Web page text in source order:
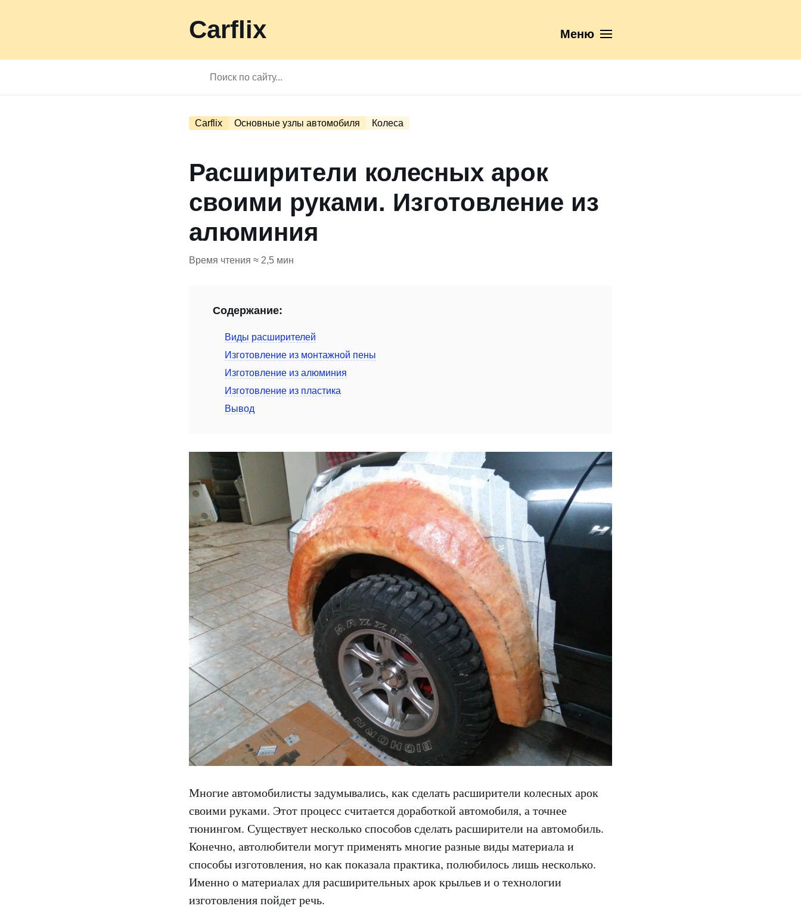
Carflix Меню
Carflix Основные узлы автомобиля Колеса
Расширители колесных арок
своими руками. Изготовление из
алюминия
Время чтения ≈ 2,5 мин
Содержание:
Виды расширителей
Изготовление из монтажной пены
Изготовление из алюминия
Изготовление из пластика
Вывод
Многие автомобилисты задумывались, как сделать расширители колесных арок
своими руками. Этот процесс считается доработкой автомобиля, а точнее
тюнингом. Существует несколько способов сделать расширители на автомобиль.
Конечно, автолюбители могут применять многие разные виды материала и
способы изготовления, но как показала практика, полюбилось лишь несколько.
Именно о материалах для расширительных арок крыльев и о технологии
изготовления пойдет речь.